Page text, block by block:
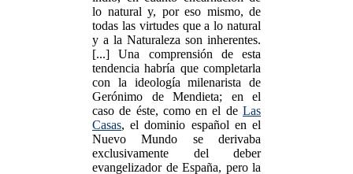
lo natural y, por eso mismo, de
todas las virtudes que a lo natural
y a la Naturaleza son inherentes.
[...] Una comprensión de esta
tendencia habría que completarla
con la ideología milenarista de
Gerónimo de Mendieta; en el
caso de éste, como en el de Las
Casas, el dominio español en el
Nuevo Mundo se derivaba
exclusivamente del deber
evangelizador de España, pero la